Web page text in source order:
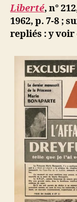
Liberté, n°
1962, p. 7-8 ;
repliés : y